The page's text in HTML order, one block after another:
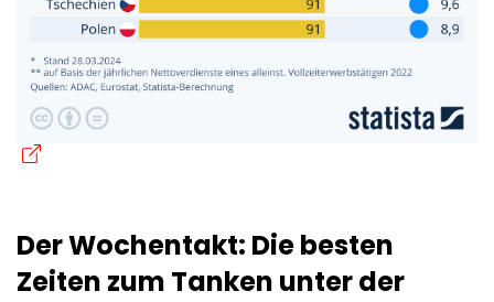
Der Wochentakt: Die besten
Zeiten zum Tanken unter der